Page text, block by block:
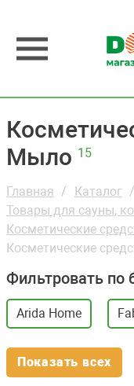
Мыло 15
Главная
Каталог
Товары для сауны,
Косметические
Косметические
Фильтровать по
Arida Home
Показать всех